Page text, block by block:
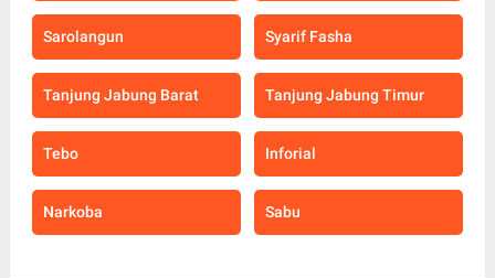
Sarolangun Syarif Fasha
Tanjung Jabung Barat Tanjung Jabung Timur
Tebo Inforial
Narkoba Sabu